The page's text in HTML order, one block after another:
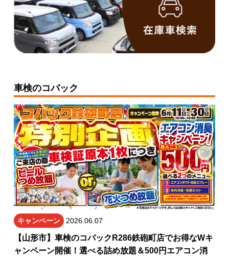
車検のコバック
キャンペーン 2026.06.07
【山形市】車検のコバックR286鉄砲町店でお得なWキ
ャンペーン開催！選べる詰め放題＆500円エアコン消